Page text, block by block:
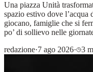
Una piazza Unità
spazio estivo dove
giocano, famiglie che si
po’ di sollievo nelle
redazione·7 ago 2026· 3